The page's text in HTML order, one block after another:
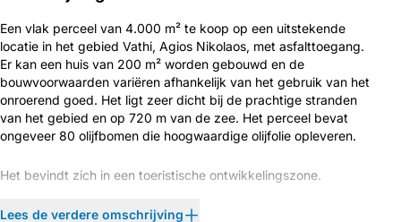
Een vlak perceel van 4.000 m² te koop op een uitstekende
locatie in het gebied Vathi, Agios Nikolaos, met asfalttoegang.
Er kan een huis van 200 m² worden gebouwd en de
bouwvoorwaarden variëren afhankelijk van het gebruik van het
onroerend goed. Het ligt zeer dicht bij de prachtige stranden
van het gebied en op 720 m van de zee. Het perceel bevat
ongeveer 80 olijfbomen die hoogwaardige olijfolie opleveren.
Het bevindt zich in een toeristische ontwikkelingszone.
ID 584
Lees de verdere omschrijving